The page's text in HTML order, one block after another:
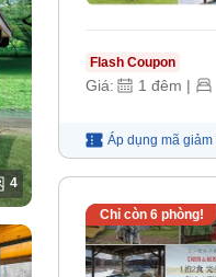
4
Flash Coupon
Giá: 1 đêm |
Áp dụng mã giảm
Chỉ còn 6phòng!